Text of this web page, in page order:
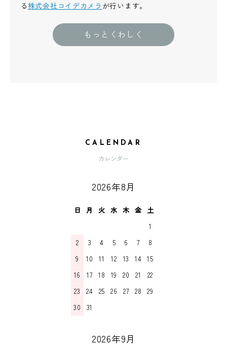
る株式会社コイデカメラ が行います。
もっとくわしく
CALENDAR
カレンダー
2026年8月
日 月 火 水 木 金 土
1
2
3 4 5 6 7
8
9
10 11 12 13 14 15
16
17 18 19 20 21
22
23
24 25 26 27 28
29
30
31
2026年9月